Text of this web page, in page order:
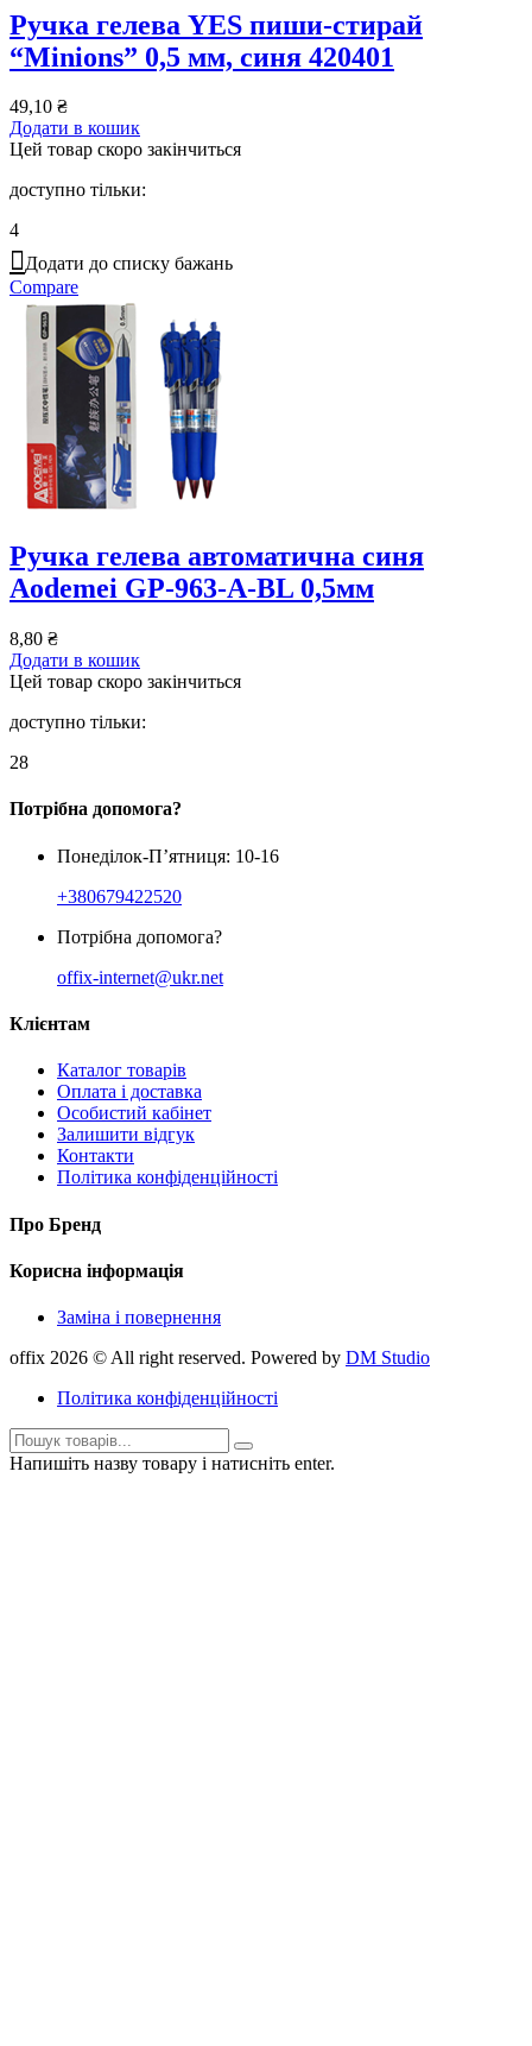
Ручка гелева YES пиши-стирай
“Minions” 0,5 мм, синя 420401
49,10 ₴
Додати в кошик
Цей товар скоро закінчиться
доступно тільки:
4
Додати до списку бажань
Compare
Ручка гелева автоматична синя
Аodemei GP-963-А-BL 0,5мм
8,80 ₴
Додати в кошик
Цей товар скоро закінчиться
доступно тільки:
28
Потрібна допомога?
Понеділок-П’ятниця: 10-16
+380679422520
Потрібна допомога?
offix-internet@ukr.net
Клієнтам
Каталог товарів
Оплата і доставка
Особистий кабінет
Залишити відгук
Контакти
Політика конфіденційності
Про Бренд
Корисна інформація
Заміна і повернення
offix 2026 © All right reserved. Powered by DM Studio
Політика конфіденційності
Напишіть назву товару і натисніть enter.